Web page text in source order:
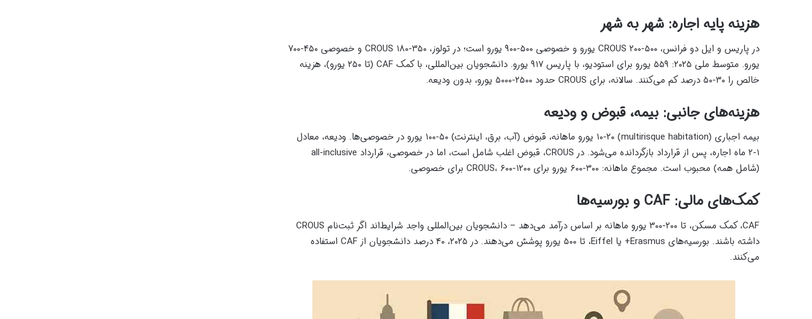
هزینه پایه اجاره: شهر به شهر
در پاریس و ایل دو فرانس، CROUS ۲۰۰-۵۰۰ یورو و خصوصی ۵۰۰-۹۰۰ یورو است؛ در تولوز، CROUS ۱۸۰-۳۵۰ و خصوصی ۴۵۰-۷۰۰
یورو. متوسط ملی ۲۰۲۵: ۵۵۹ یورو برای استودیو، با پاریس ۹۱۷ یورو. دانشجویان بین‌المللی، با کمک CAF (تا ۲۵۰ یورو)، هزینه
خالص را ۳۰-۵۰ درصد کم می‌کنند. سالانه، برای CROUS حدود ۲۵۰۰-۵۰۰۰ یورو، بدون ودیعه.
هزینه‌های جانبی: بیمه، قبوض و ودیعه
بیمه اجباری (multirisque habitation) ۱۰-۲۰ یورو ماهانه، قبوض (آب، برق، اینترنت) ۵۰-۱۰۰ یورو در خصوصی‌ها. ودیعه، معادل
۱-۲ ماه اجاره، پس از قرارداد بازگردانده می‌شود. در CROUS، قبوض اغلب شامل است، اما در خصوصی، قرارداد all-inclusive
(شامل همه) محبوب است. مجموع ماهانه: ۳۰۰-۶۰۰ یورو برای CROUS، ۶۰۰-۱۲۰۰ برای خصوصی.
کمک‌های مالی: CAF و بورسیه‌ها
CAF، کمک مسکن، تا ۲۰۰-۳۰۰ یورو ماهانه بر اساس درآمد می‌دهد – دانشجویان بین‌المللی واجد شرایط‌اند اگر ثبت‌نام CROUS
داشته باشند. بورسیه‌های Erasmus+ یا Eiffel، تا ۵۰۰ یورو پوشش می‌دهند. در ۲۰۲۵، ۴۰ درصد دانشجویان از CAF استفاده
می‌کنند.